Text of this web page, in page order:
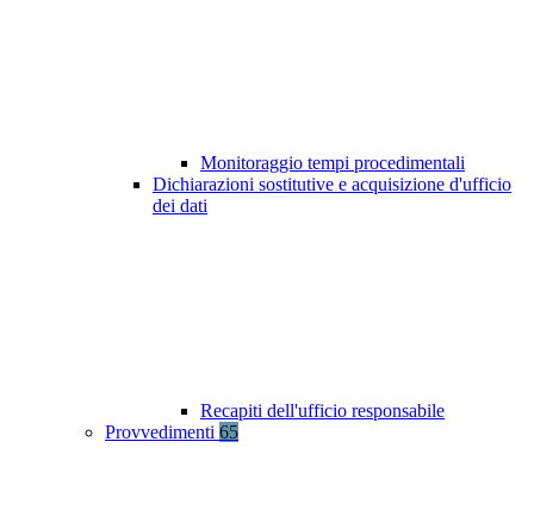
Monitoraggio tempi procedimentali
Dichiarazioni sostitutive e acquisizione d'ufficio
dei dati
Recapiti dell'ufficio responsabile
Provvedimenti 65